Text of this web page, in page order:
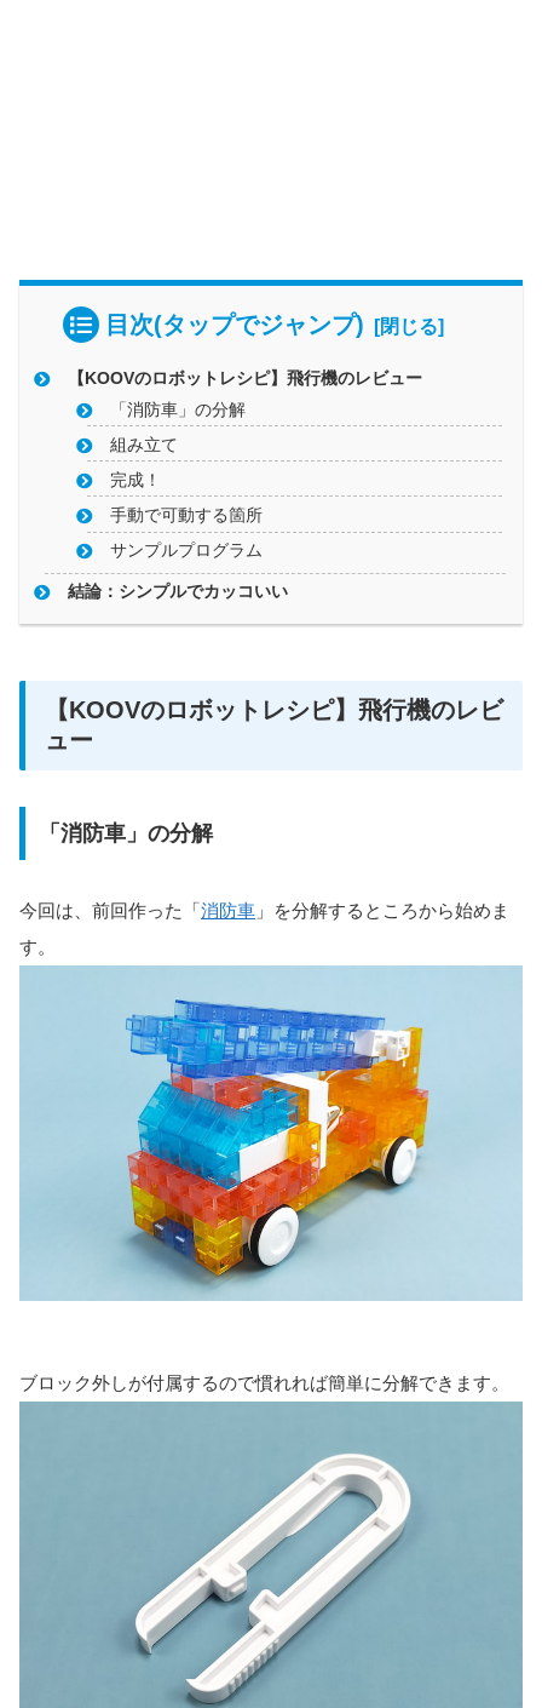
目次(タップでジャンプ)
【KOOVのロボットレシピ】飛行機のレビュー
「消防車」の分解
組み立て
完成！
手動で可動する箇所
サンプルプログラム
結論：シンプルでカッコいい
【KOOVのロボットレシピ】飛行機のレビ
ュー
「消防車」の分解
今回は、前回作った「消防車 」を分解するところから始めま
す。
ブロック外しが付属するので慣れれば簡単に分解できます。